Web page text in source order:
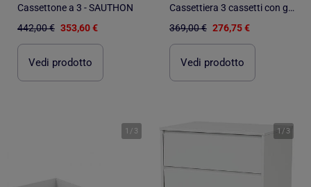
Cassettone a 3 - SAUTHON
442,00 € 353,60 €
Vedi prodotto
Cassettiera 3 cassetti con gambe in - SAUTHON
369,00 € 276,75 €
Vedi prodotto
1 / 3 1 / 3